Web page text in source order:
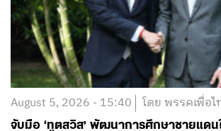
August 5, 2026 - 15:40 โดย พรรคเพื่อ
จับมือ ‘ทูตสวิส’ พัฒนาการศึกษาชายแดน
โครงการพหุภาษา 9 ปี ใน 3 จังหวัด
อ่านต่อ